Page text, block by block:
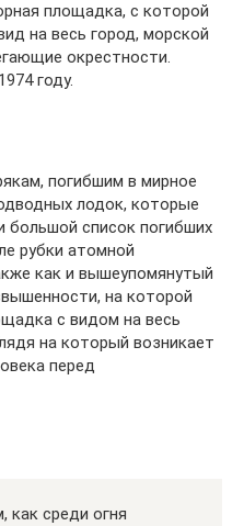
площадка, с которой
на весь город, морской
окрестности.
году.
погибшим в мирное
лодок, которые
большой список погибших
рубки атомной
как и вышеупомянутый
на которой
с видом на весь
на который возникает
перед
как среди огня